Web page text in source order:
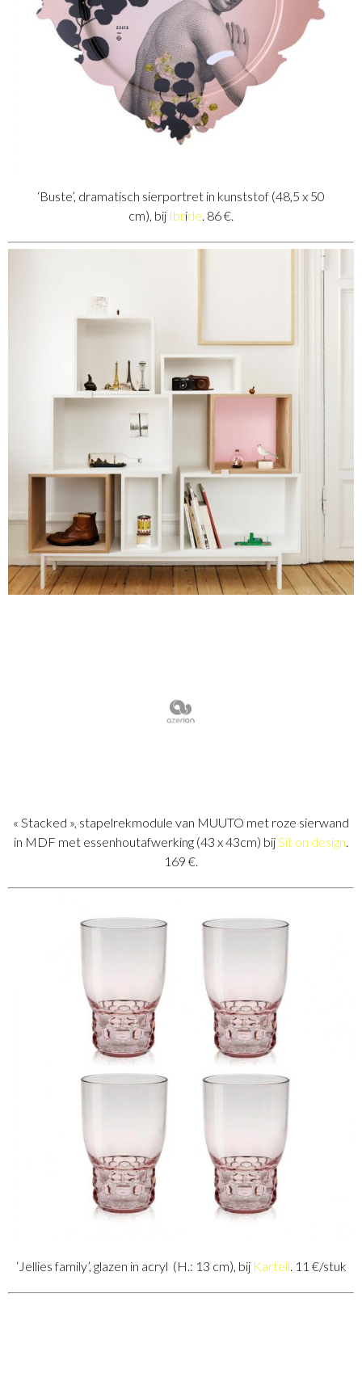
‘Buste’, dramatisch sierportret in kunststof (48,5 x 50
cm), bij Ibride. 86 €.
« Stacked », stapelrekmodule van MUUTO met roze sierwand
in MDF met essenhoutafwerking (43 x 43cm) bijSit on design.
169 €.
‘Jellies family’, glazen in acryl (H.: 13 cm), bij Kartell. 11 €/stuk